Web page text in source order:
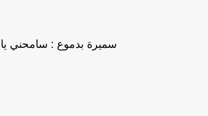
سميرة بدموع : سامحني